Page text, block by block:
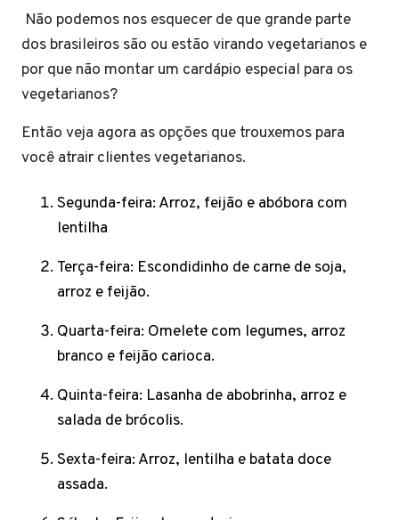
Não podemos nos esquecer de que grande parte
dos brasileiros são ou estão virando vegetarianos e
por que não montar um cardápio especial para os
vegetarianos?
Então veja agora as opções que trouxemos para
você atrair clientes vegetarianos.
Segunda-feira: Arroz, feijão e abóbora com
lentilha
Terça-feira: Escondidinho de carne de soja,
arroz e feijão.
Quarta-feira: Omelete com legumes, arroz
branco e feijão carioca.
Quinta-feira: Lasanha de abobrinha, arroz e
salada de brócolis.
Sexta-feira: Arroz, lentilha e batata doce
assada.